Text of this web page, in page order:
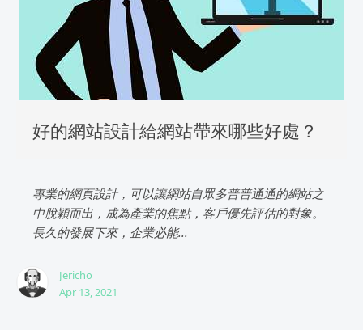
好的網站設計給網站帶來哪些好處？
專業的網頁設計，可以讓網站自眾多普普通通的網站之
中脫穎而出，成為產業的焦點，客戶優先評估的對象。
長久的發展下來，企業必能...
Jericho
Apr 13, 2021